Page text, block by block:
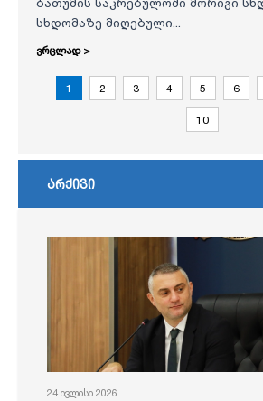
სხდომაზე მიღებული...
ვრცლად >
1 2 3 4 5 6
10
არქივი
24 ივლისი 2026